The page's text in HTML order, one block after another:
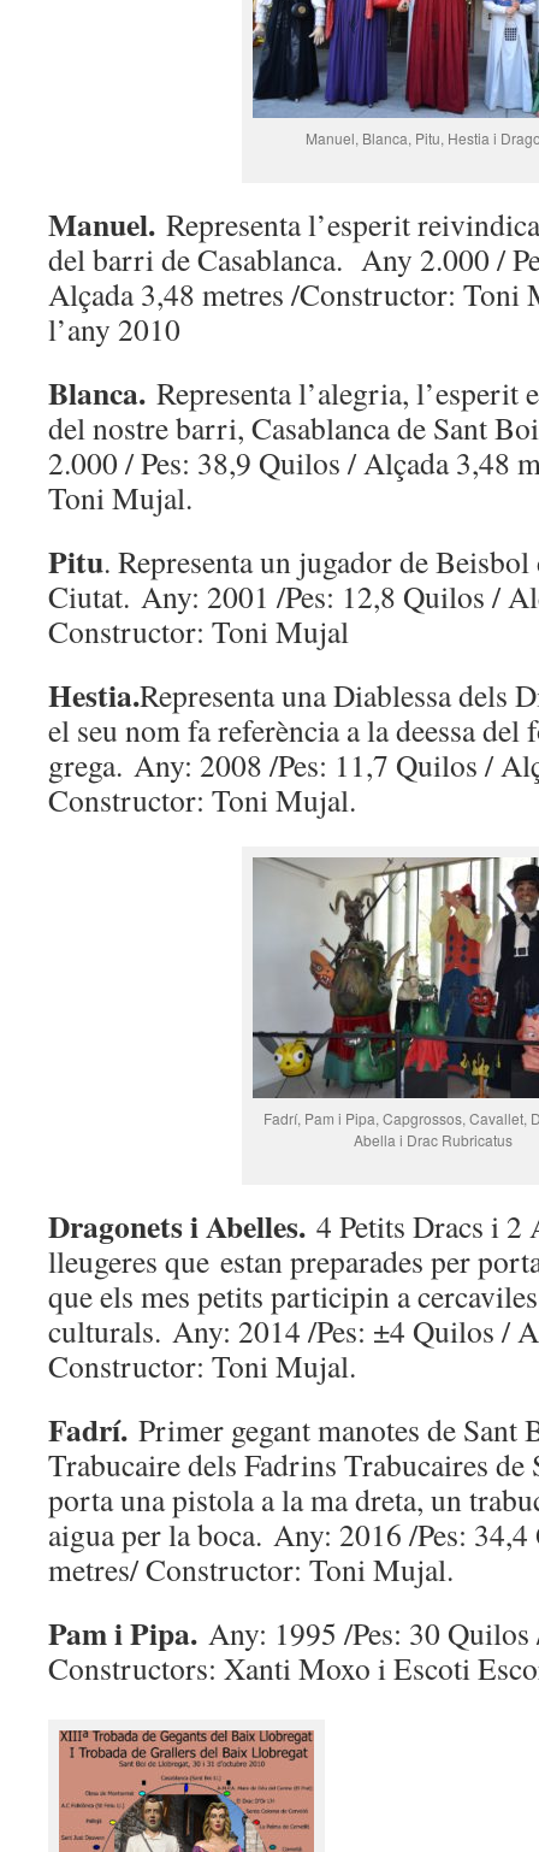
Manuel, Blanca, Pitu, Hestia i
Manuel. Representa l’esperit
del barri de Casablanca. Any 2.000 /
Alçada 3,48 metres /Constructor: Toni
l’any 2010
Blanca. Representa l’alegria, l’esperit
del nostre barri, Casablanca de Sant
2.000 / Pes: 38,9 Quilos / Alçada 3,48
Toni Mujal.
Pitu. Representa un jugador de
Ciutat. Any: 2001 /Pes: 12,8 Quilos /
Constructor: Toni Mujal
Hestia.Representa una Diablessa dels
el seu nom fa referència a la deessa
grega. Any: 2008 /Pes: 11,7 Quilos /
Constructor: Toni Mujal.
Fadrí, Pam i Pipa, Capgrossos, Cavallet,
Abella i Drac Rubricatus
Dragonets i Abelles. 4 Petits Dracs i
lleugeres que estan preparades per
que els mes petits participin a
culturals. Any: 2014 /Pes: ±4 Quilos /
Constructor: Toni Mujal.
Fadrí. Primer gegant manotes de Sant
Trabucaire dels Fadrins Trabucaires
porta una pistola a la ma dreta, un
aigua per la boca. Any: 2016 /Pes:
metres/ Constructor: Toni Mujal.
Pam i Pipa. Any: 1995 /Pes: 30
Constructors: Xanti Moxo i Escoti